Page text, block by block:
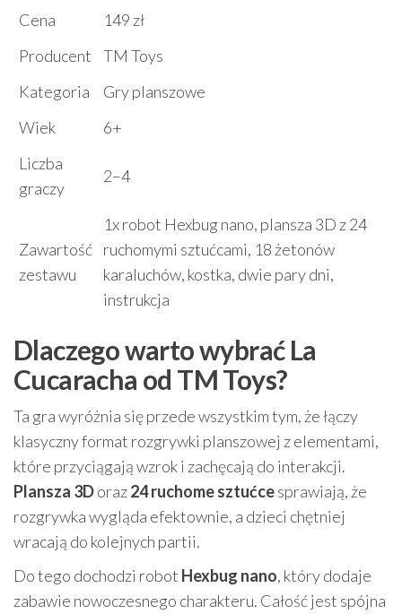
Cena
149 zł
Producent
TM Toys
Kategoria
Gry planszowe
Wiek
6+
Liczba
graczy
2–4
Zawartość
zestawu
1x robot Hexbug nano, plansza 3D z 24
ruchomymi sztućcami, 18 żetonów
karaluchów, kostka, dwie pary dni,
instrukcja
Dlaczego warto wybrać La
Cucaracha od TM Toys?
Ta gra wyróżnia się przede wszystkim tym, że łączy
klasyczny format rozgrywki planszowej z elementami,
które przyciągają wzrok i zachęcają do interakcji.
Plansza 3Doraz24 ruchome sztućcesprawiają, że
rozgrywka wygląda efektownie, a dzieci chętniej
wracają do kolejnych partii.
Do tego dochodzi robot Hexbug nano, który dodaje
zabawie nowoczesnego charakteru. Całość jest spójna